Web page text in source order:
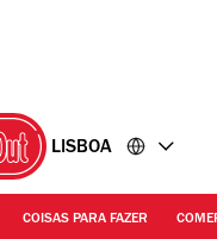
LISBOA
COISAS PARA FAZER